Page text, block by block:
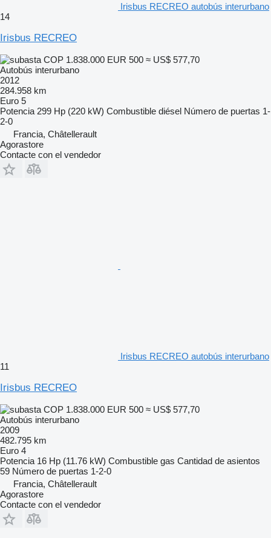
Irisbus RECREO autobús interurbano
14
Irisbus RECREO
COP 1.838.000 EUR 500 ≈ US$ 577,70
Autobús interurbano
2012
284.958 km
Euro 5
Potencia 299 Hp (220 kW) Combustible diésel Número de puertas 1-
2-0
Francia, Châtellerault
Agorastore
Contacte con el vendedor
Irisbus RECREO autobús interurbano
11
Irisbus RECREO
COP 1.838.000 EUR 500 ≈ US$ 577,70
Autobús interurbano
2009
482.795 km
Euro 4
Potencia 16 Hp (11.76 kW) Combustible gas Cantidad de asientos
59 Número de puertas 1-2-0
Francia, Châtellerault
Agorastore
Contacte con el vendedor